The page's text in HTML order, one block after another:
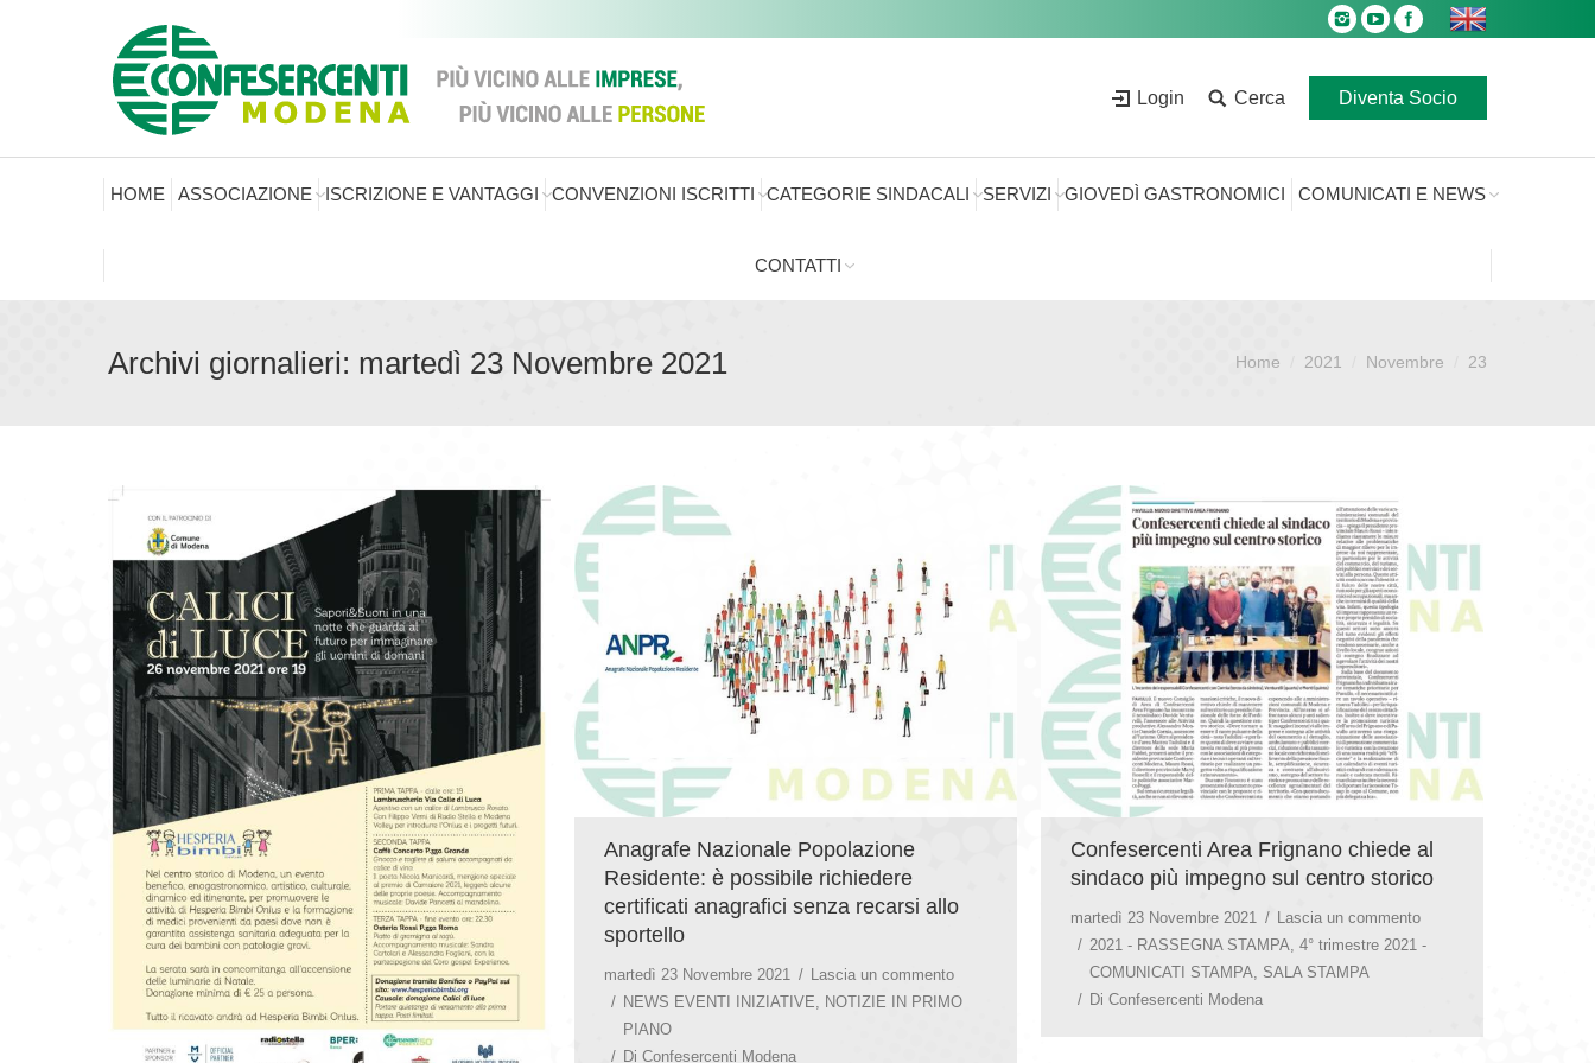
Login Cerca Diventa Socio
HOME ASSOCIAZIONE ISCRIZIONE E VANTAGGI CONVENZIONI ISCRITTI CATEGORIE SINDACALI SERVIZI GIOVEDÌ GASTRONOMICI COMUNICATI E NEWS
CONTATTI
Archivi giornalieri: martedì 23 Novembre 2021 Home 2021 Novembre 23
Anagrafe Nazionale Popolazione
Residente: è possibile richiedere
certificati anagrafici senza recarsi allo
sportello
martedì 23 Novembre 2021
Lascia un commento
NEWS EVENTI INIZIATIVE
NOTIZIE IN PRIMO
PIANO
Di Confesercenti Modena
Confesercenti Area Frignano chiede al
sindaco più impegno sul centro storico
martedì 23 Novembre 2021
Lascia un commento
2021 - RASSEGNA STAMPA 4° trimestre 2021 -
COMUNICATI STAMPA
SALA STAMPA
Di Confesercenti Modena